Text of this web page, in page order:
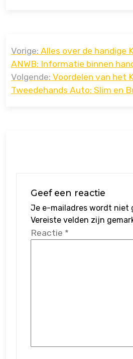
navigatie
Vorige: Alles over de handige
ANWB: Informatie binnen
Volgende: Voordelen van het
Tweedehands Auto: Slim en
Geef een reactie
Je e-mailadres wordt niet
Vereiste velden zijn
Reactie *